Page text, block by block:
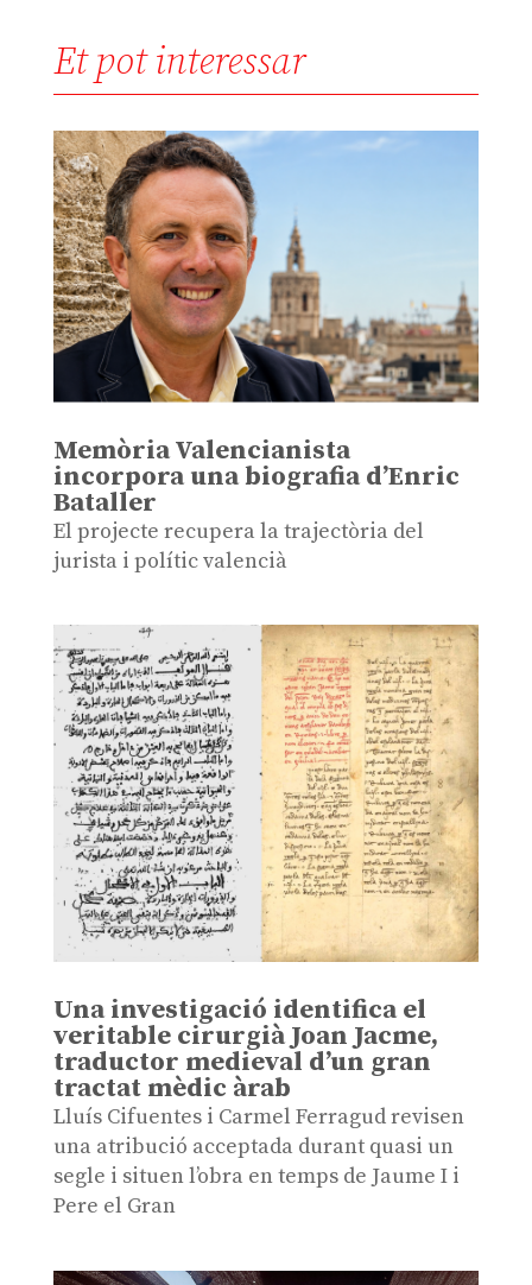
Et pot interessar
Memòria Valencianista
incorpora una biografia d’Enric
Bataller
El projecte recupera la trajectòria del
jurista i polític valencià
Una investigació identifica el
veritable cirurgià Joan Jacme,
traductor medieval d’un gran
tractat mèdic àrab
Lluís Cifuentes i Carmel Ferragud revisen
una atribució acceptada durant quasi un
segle i situen l’obra en temps de Jaume I i
Pere el Gran